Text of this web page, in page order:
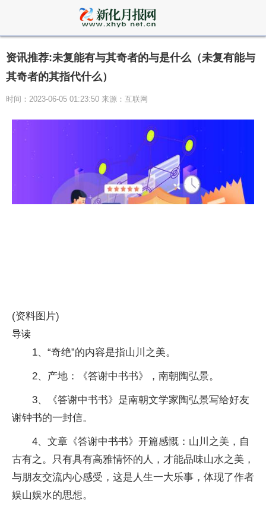
资讯推荐:未复能有与其奇者的与是什么（未复有能与
其奇者的其指代什么）
时间：2023-06-05 01:23:50 来源：互联网
(资料图片)
导读
1、“奇绝”的内容是指山川之美。
2、产地：《答谢中书书》，南朝陶弘景。
3、《答谢中书书》是南朝文学家陶弘景写给好友
谢钟书的一封信。
4、文章《答谢中书书》开篇感慨：山川之美，自
古有之。只有具有高雅情怀的人，才能品味山水之美，
与朋友交流内心感受，这是人生一大乐事，体现了作者
娱山娱水的思想。